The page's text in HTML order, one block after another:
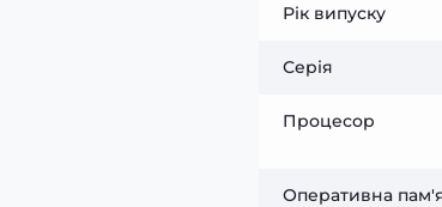
Рік випуску
Серія
Процесор
Оперативна